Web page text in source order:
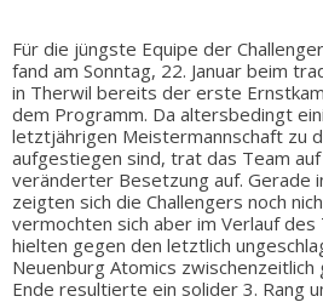
Für die jüngste Equipe der
fand am Sonntag, 22. Januar beim
in Therwil bereits der erste
dem Programm. Da altersbedingt
letztjährigen Meistermannschaft zu
aufgestiegen sind, trat das Team
veränderter Besetzung auf. Gerade
zeigten sich die Challengers noch
vermochten sich aber im Verlauf
hielten gegen den letztlich
Neuenburg Atomics zwischenzeitlich
Ende resultierte ein solider 3. Rang